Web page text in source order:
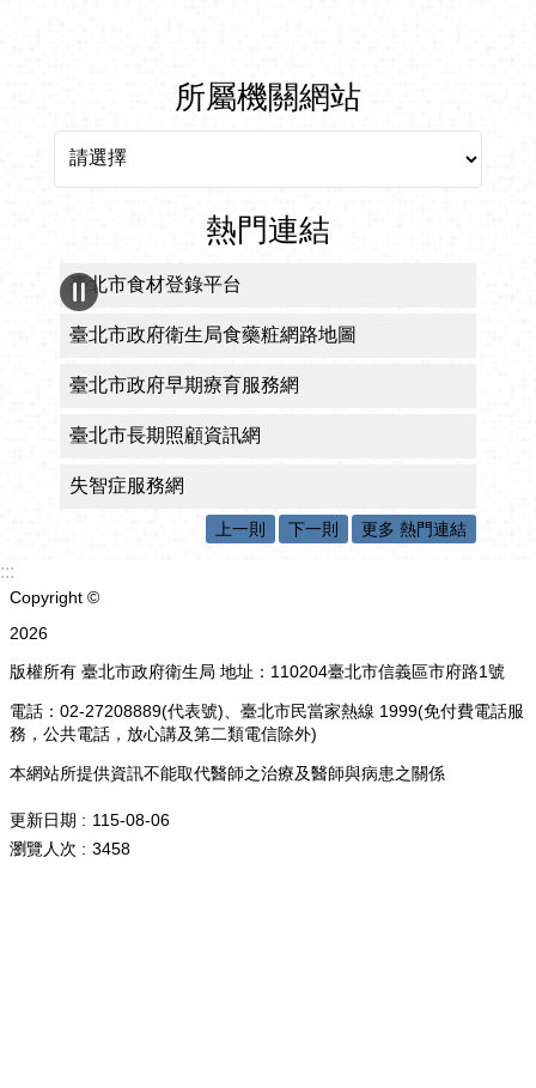
所屬機關網站
熱門連結
臺北市食材登錄平台
臺北市政府衛生局食藥粧網路地圖
臺北市政府早期療育服務網
臺北市長期照顧資訊網
失智症服務網
上一則 下一則 更多 熱門連結
:::
Copyright ©
2026
版權所有 臺北市政府衛生局 地址：110204臺北市信義區市府路1號
電話：02-27208889(代表號)、臺北市民當家熱線 1999(免付費電話服
務，公共電話，放心講及第二類電信除外)
本網站所提供資訊不能取代醫師之治療及醫師與病患之關係
更新日期
115-08-06
瀏覽人次
3458